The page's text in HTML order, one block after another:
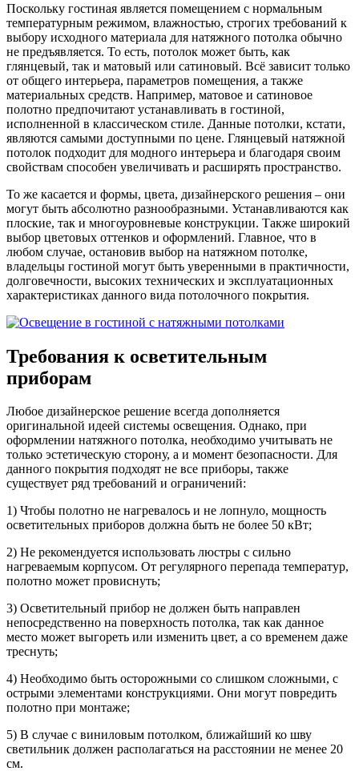
Поскольку гостиная является помещением с нормальным
температурным режимом, влажностью, строгих требований к
выбору исходного материала для натяжного потолка обычно
не предъявляется. То есть, потолок может быть, как
глянцевый, так и матовый или сатиновый. Всё зависит только
от общего интерьера, параметров помещения, а также
материальных средств. Например, матовое и сатиновое
полотно предпочитают устанавливать в гостиной,
исполненной в классическом стиле. Данные потолки, кстати,
являются самыми доступными по цене. Глянцевый натяжной
потолок подходит для модного интерьера и благодаря своим
свойствам способен увеличивать и расширять пространство.
То же касается и формы, цвета, дизайнерского решения – они
могут быть абсолютно разнообразными. Устанавливаются как
плоские, так и многоуровневые конструкции. Также широкий
выбор цветовых оттенков и оформлений. Главное, что в
любом случае, остановив выбор на натяжном потолке,
владельцы гостиной могут быть уверенными в практичности,
долговечности, высоких технических и эксплуатационных
характеристиках данного вида потолочного покрытия.
Требования к осветительным
приборам
Любое дизайнерское решение всегда дополняется
оригинальной идеей системы освещения. Однако, при
оформлении натяжного потолка, необходимо учитывать не
только эстетическую сторону, а и момент безопасности. Для
данного покрытия подходят не все приборы, также
существует ряд требований и ограничений:
1) Чтобы полотно не нагревалось и не лопнуло, мощность
осветительных приборов должна быть не более 50 кВт;
2) Не рекомендуется использовать люстры с сильно
нагреваемым корпусом. От регулярного перепада температур,
полотно может провиснуть;
3) Осветительный прибор не должен быть направлен
непосредственно на поверхность потолка, так как данное
место может выгореть или изменить цвет, а со временем даже
треснуть;
4) Необходимо быть осторожными со слишком сложными, с
острыми элементами конструкциями. Они могут повредить
полотно при монтаже;
5) В случае с виниловым потолком, ближайший ко шву
светильник должен располагаться на расстоянии не менее 20
см.